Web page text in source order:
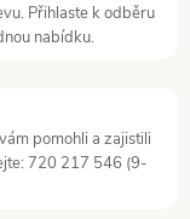
Přihlaste k odběru
nabídku.
pomohli a zajistili
720 217 546 (9-